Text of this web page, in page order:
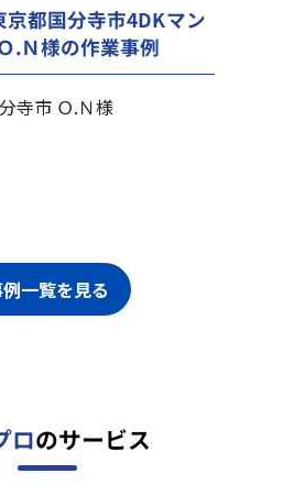
京都国分寺市4DKマン
.Ｎ様の作業事例
寺市 Ｏ.Ｎ様
一覧を見る
ロのサービス